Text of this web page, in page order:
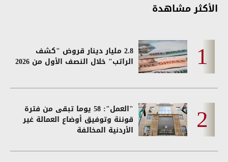
الأكثر مشاهدة
2.8 مليار دينار قروض "كشف
الراتب" خلال النصف الأول من 2026
"العمل": 58 يوما تبقى من فترة
قوننة وتوفيق أوضاع العمالة غير
الأردنية المخالفة